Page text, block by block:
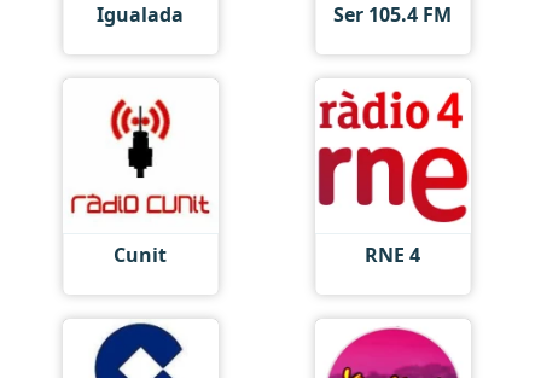
Igualada Ser 105.4 FM
Cunit RNE 4